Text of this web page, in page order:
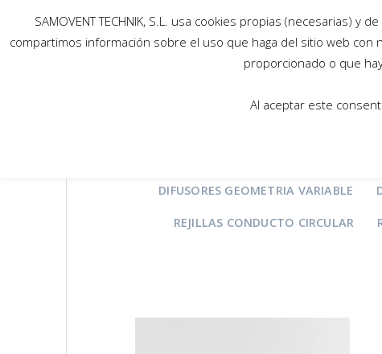
DIFUSORES GEOMETRIA VARIABLE
REJILLAS CONDUCTO CIRCULAR
SAMOVENT TECHNIK, S.L. usa cookies propias (necesarias)
compartimos información sobre el uso que haga del sitio web
proporcionado o que
Al aceptar este